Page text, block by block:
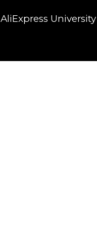
AliExpress University